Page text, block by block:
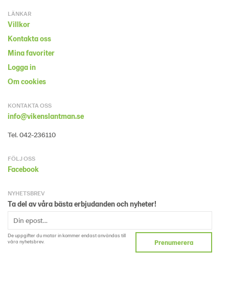
LÄNKAR
Villkor
Kontakta oss
Mina favoriter
Logga in
Om cookies
KONTAKTA OSS
info@vikenslantman.se
Tel. 042-236110
FÖLJ OSS
Facebook
NYHETSBREV
Ta del av våra bästa erbjudanden och nyheter!
De uppgifter du matar in kommer endast användas till
våra nyhetsbrev.
Prenumerera